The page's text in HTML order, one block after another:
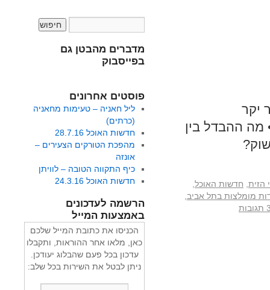
יקר
מה ההבדל בין
הזית חדשות האוכל
מומלצות בתל אביב
מדברים מהבטן גם
בפייסבוק
פוסטים אחרונים
ליל חאניה – טעימות מחאניה
(כרתים)
חדשות האוכל 28.7.16
מהפכת הטורקים הצעירים –
אונזה
כיף התקווה הטובה – לוויתן
חדשות האוכל 24.3.16
הרשמה לעדכונים
באמצעות המייל
הכניסו את כתובת המייל שלכם
כאן, מלאו אחר ההוראות, ותקבלו
עדכון בכל פעם שהבלוג יעודכן.
ניתן לבטל את השירות בכל שלב: